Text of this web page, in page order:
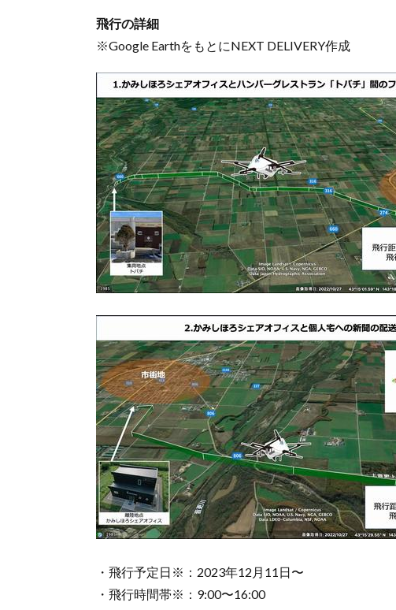
飛行の詳細
※Google EarthをもとにNEXT DELIVERY作成
・飛行予定日※：2023年12月11日〜
・飛行時間帯※：9:00〜16:00